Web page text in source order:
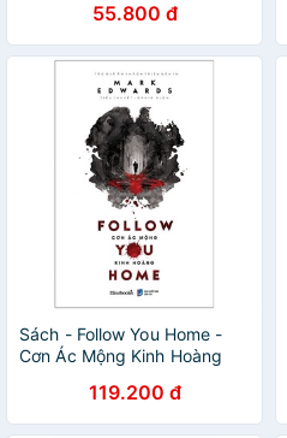
55.800 đ
Sách - Follow You Home -
Cơn Ác Mộng Kinh Hoàng
119.200 đ